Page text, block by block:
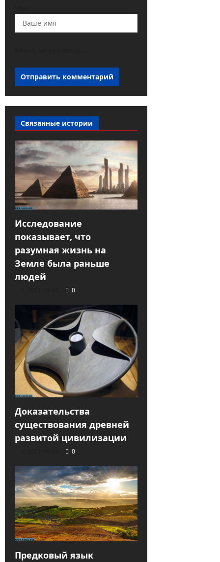
Связанные истории
Исследование
показывает, что
разумная жизнь на
Земле была раньше
людей
0
Доказательства
существования древней
развитой цивилизации
0
Предковый язык